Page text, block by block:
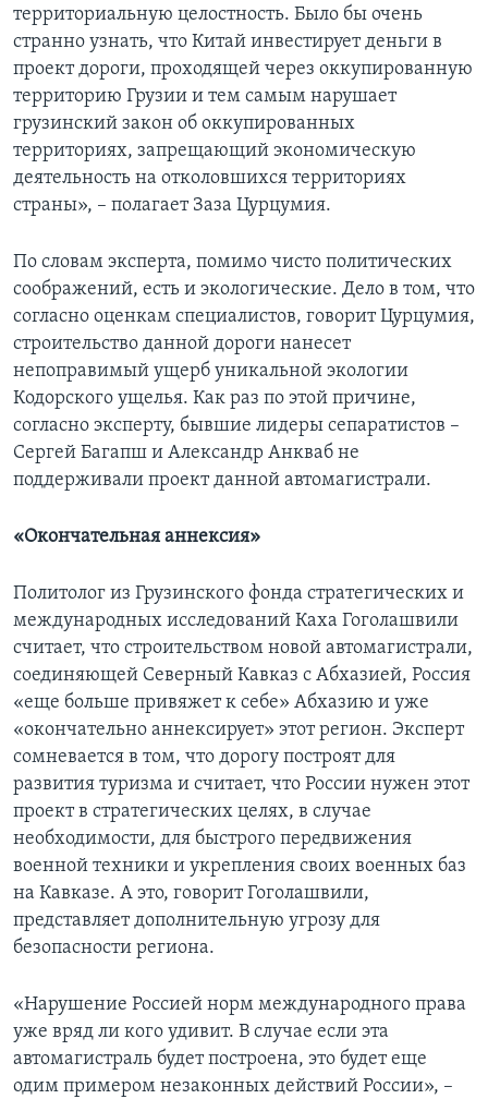
территориальную целостность. Было бы очень
странно узнать, что Китай инвестирует деньги в
проект дороги, проходящей через оккупированную
территорию Грузии и тем самым нарушает
грузинский закон об оккупированных
территориях, запрещающий экономическую
деятельность на отколовшихся территориях
страны», – полагает Заза Цурцумия.
По словам эксперта, помимо чисто политических
соображений, есть и экологические. Дело в том, что
согласно оценкам специалистов, говорит Цурцумия,
строительство данной дороги нанесет
непоправимый ущерб уникальной экологии
Кодорского ущелья. Как раз по этой причине,
согласно эксперту, бывшие лидеры сепаратистов –
Сергей Багапш и Александр Анкваб не
поддерживали проект данной автомагистрали.
«Окончательная аннексия»
Политолог из Грузинского фонда стратегических и
международных исследований Каха Гоголашвили
считает, что строительством новой автомагистрали,
соединяющей Северный Кавказ с Абхазией, Россия
«еще больше привяжет к себе» Абхазию и уже
«окончательно аннексирует» этот регион. Эксперт
сомневается в том, что дорогу построят для
развития туризма и считает, что России нужен этот
проект в стратегических целях, в случае
необходимости, для быстрого передвижения
военной техники и укрепления своих военных баз
на Кавказе. А это, говорит Гоголашвили,
представляет дополнительную угрозу для
безопасности региона.
«Нарушение Россией норм международного права
уже вряд ли кого удивит. В случае если эта
автомагистраль будет построена, это будет еще
одим примером незаконных действий России», –